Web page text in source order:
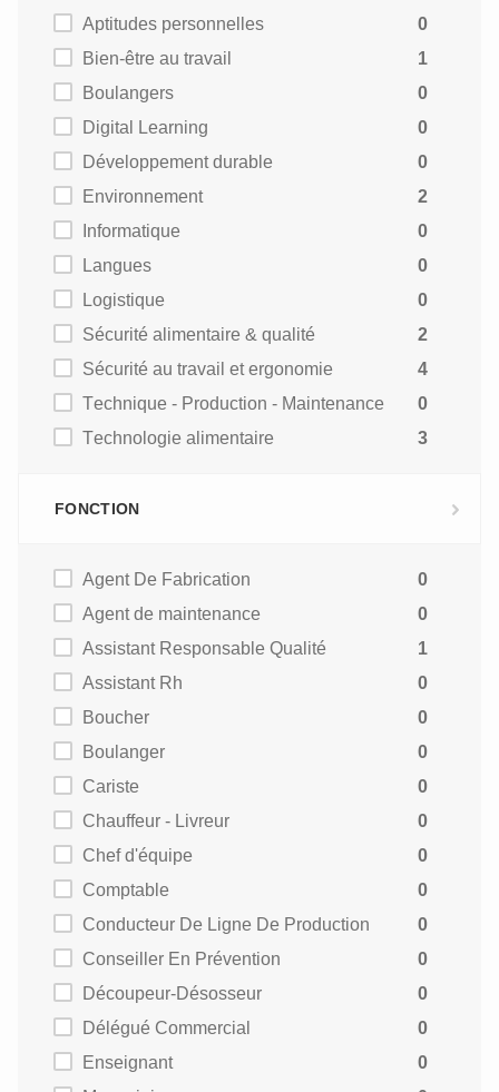
Aptitudes personnelles
0
Bien-être au travail
1
Boulangers
0
Digital Learning
0
Développement durable
0
Environnement
2
Informatique
0
Langues
0
Logistique
0
Sécurité alimentaire & qualité
2
Sécurité au travail et ergonomie
4
Technique - Production - Maintenance
0
Technologie alimentaire
3
FONCTION
Agent De Fabrication
0
Agent de maintenance
0
Assistant Responsable Qualité
1
Assistant Rh
0
Boucher
0
Boulanger
0
Cariste
0
Chauffeur - Livreur
0
Chef d'équipe
0
Comptable
0
Conducteur De Ligne De Production
0
Conseiller En Prévention
0
Découpeur-Désosseur
0
Délégué Commercial
0
Enseignant
0